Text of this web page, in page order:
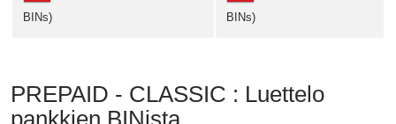
What
IP
Address
BINs)
BINs)
PREPAID - CLASSIC : Luettelo
pankkien BINista